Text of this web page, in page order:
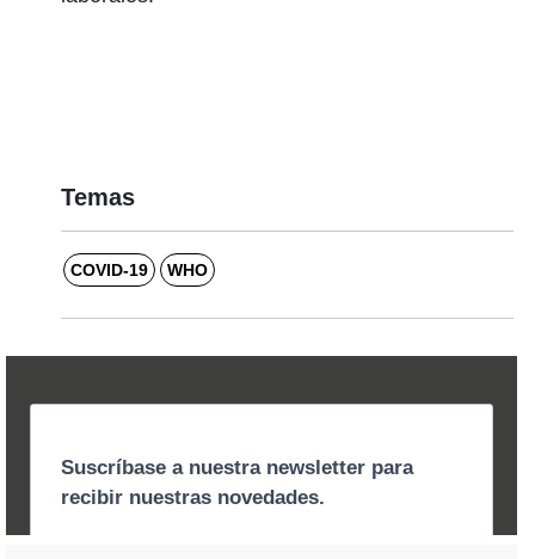
Temas
COVID-19 WHO